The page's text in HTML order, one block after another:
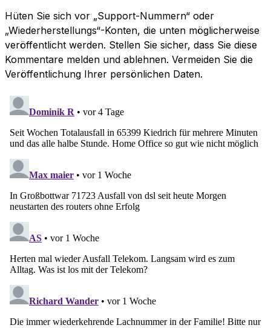
Hüten Sie sich vor „Support-Nummern“ oder
„Wiederherstellungs“-Konten, die unten möglicherweise
veröffentlicht werden. Stellen Sie sicher, dass Sie diese
Kommentare melden und ablehnen. Vermeiden Sie die
Veröffentlichung Ihrer persönlichen Daten.